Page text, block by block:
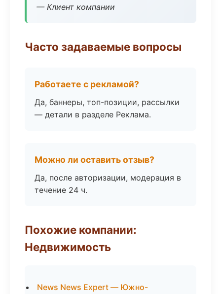
— Клиент компании
Часто задаваемые вопросы
Работаете с рекламой?
Да, баннеры, топ-позиции, рассылки
— детали в разделе Реклама.
Можно ли оставить отзыв?
Да, после авторизации, модерация в
течение 24 ч.
Похожие компании:
Недвижимость
News News Expert — Южно-